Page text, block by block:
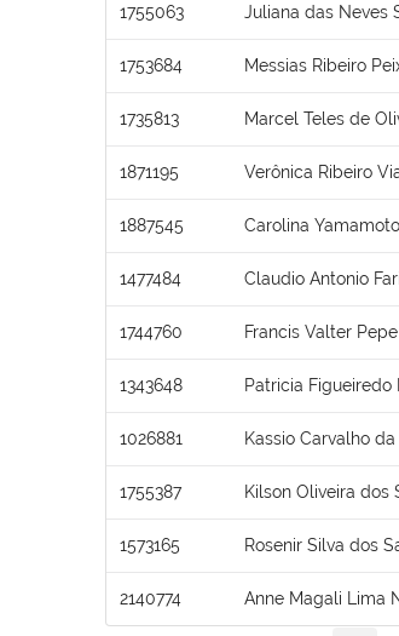
1755063 Juliana das Neves
1753684 Messias Ribeiro
1735813 Marcel Teles de
1871195 Verônica Ribeiro
1887545 Carolina
1477484 Claudio Antonio
1744760 Francis Valter
1343648 Patricia Figueiredo
1026881 Kassio Carvalho da
1755387 Kilson Oliveira dos
1573165 Rosenir Silva dos
2140774 Anne Magali Lima